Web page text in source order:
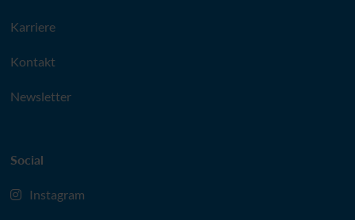
Karriere
Kontakt
Newsletter
Social
Instagram